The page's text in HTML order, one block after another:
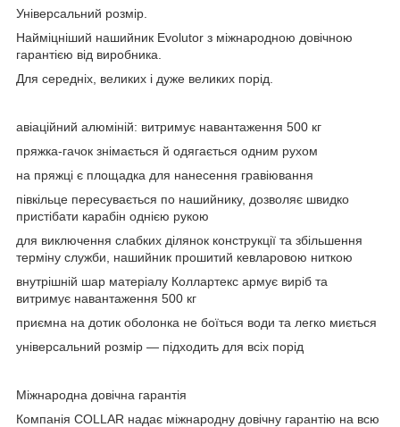
Універсальний розмір.
Найміцніший нашийник Evolutor з міжнародною довічною
гарантією від виробника.
Для середніх, великих і дуже великих порід.
авіаційний алюміній: витримує навантаження 500 кг
пряжка-гачок знімається й одягається одним рухом
на пряжці є площадка для нанесення гравіювання
півкільце пересувається по нашийнику, дозволяє швидко
пристібати карабін однією рукою
для виключення слабких ділянок конструкції та збільшення
терміну служби, нашийник прошитий кевларовою ниткою
внутрішній шар матеріалу Коллартекс армує виріб та
витримує навантаження 500 кг
приємна на дотик оболонка не боїться води та легко миється
універсальний розмір — підходить для всіх порід
Міжнародна довічна гарантія
Компанія COLLAR надає міжнародну довічну гарантію на всю